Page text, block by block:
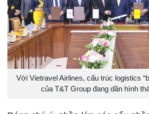
Với Vietravel Airlines, cấu trúc logistics
của T&T Group đang dần hình